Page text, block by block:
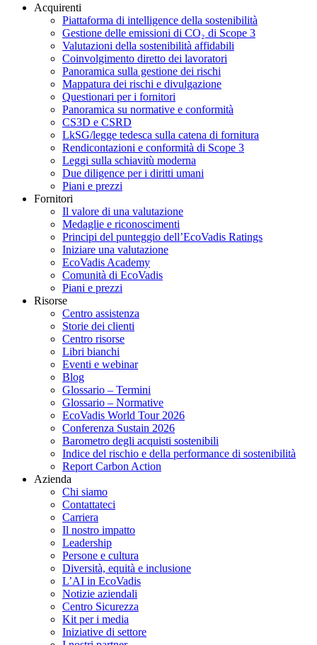
Acquirenti
Piattaforma di intelligence della sostenibilità
Gestione delle emissioni di CO₂ di Scope 3
Valutazioni della sostenibilità affidabili
Coinvolgimento diretto dei lavoratori
Panoramica sulla gestione dei rischi
Mappatura dei rischi e divulgazione
Questionari per i fornitori
Panoramica su normative e conformità
CS3D e CSRD
LkSG/legge tedesca sulla catena di fornitura
Rendicontazioni e conformità di Scope 3
Leggi sulla schiavitù moderna
Due diligence per i diritti umani
Piani e prezzi
Fornitori
Il valore di una valutazione
Medaglie e riconoscimenti
Principi del punteggio dell’EcoVadis Ratings
Iniziare una valutazione
EcoVadis Academy
Comunità di EcoVadis
Piani e prezzi
Risorse
Centro assistenza
Storie dei clienti
Centro risorse
Libri bianchi
Eventi e webinar
Blog
Glossario – Termini
Glossario – Normative
EcoVadis World Tour 2026
Conferenza Sustain 2026
Barometro degli acquisti sostenibili
Indice del rischio e della performance di sostenibilità
Report Carbon Action
Azienda
Chi siamo
Contattateci
Carriera
Il nostro impatto
Leadership
Persone e cultura
Diversità, equità e inclusione
L’AI in EcoVadis
Notizie aziendali
Centro Sicurezza
Kit per i media
Iniziative di settore